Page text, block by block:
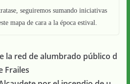
seguiremos sumando iniciativas
mapa de cara a la época estival.
la red de alumbrado público d
Frailes